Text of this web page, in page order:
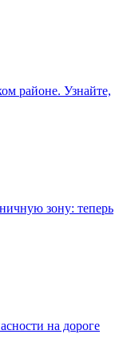
районе. Узнайте,
зону: теперь
на дороге